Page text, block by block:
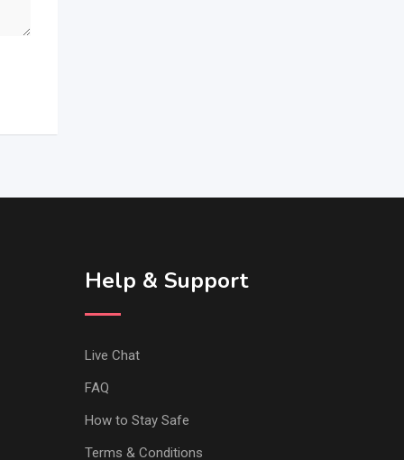
Help & Support
Live Chat
FAQ
How to Stay Safe
Terms & Conditions